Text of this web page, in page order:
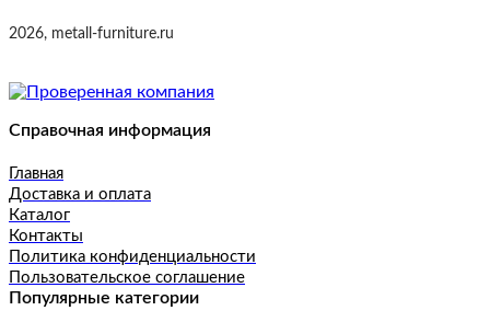
2026, metall-furniture.ru
Справочная информация
Главная
Доставка и оплата
Каталог
Контакты
Политика конфиденциальности
Пользовательское соглашение
Популярные категории